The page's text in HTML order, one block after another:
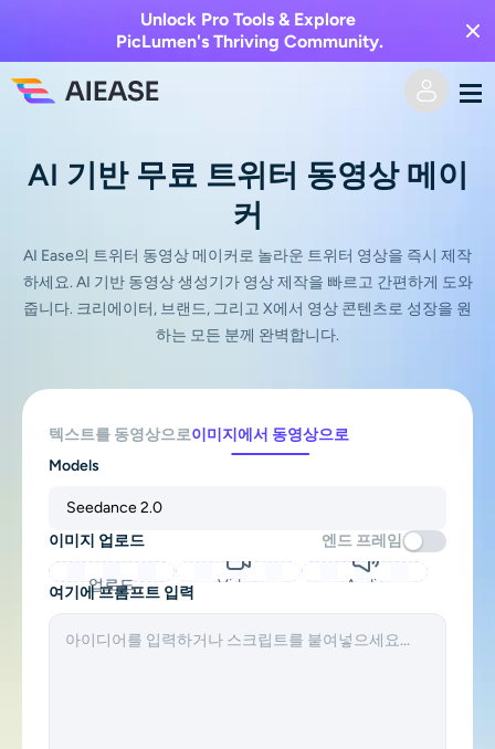
Unlock Pro Tools & Explore
PicLumen's Thriving Community.
텍스트를 비디오로
이미지를 비디오로
비디오 효과
AI 키스 생성기
AI 포옹 생성기
AI 댄스 생성기
지원되는 AI 모델
비디오 효과
텍스트를 이미지로
지원되는 AI 모델
Seedream 5.0 프로 Seedream 4.5
나노 바나나 플럭스 Kontext
AI 도구
사진 편집 및 제작 도구
개체 제거기
워터마크 리무버
가격
AI 기반 무료 트위터 동영상 메이
커
AI Ease의 트위터 동영상 메이커로 놀라운 트위터 영상을 즉시 제작
하세요. AI 기반 동영상 생성기가 영상 제작을 빠르고 간편하게 도와
줍니다. 크리에이터, 브랜드, 그리고 X에서 영상 콘텐츠로 성장을 원
하는 모든 분께 완벽합니다.
텍스트를 동영상으로이미지에서 동영상으로
Models
Seedance 2.0
이미지 업로드
엔드 프레임
업로드 Video Audio
여기에 프롬프트 입력